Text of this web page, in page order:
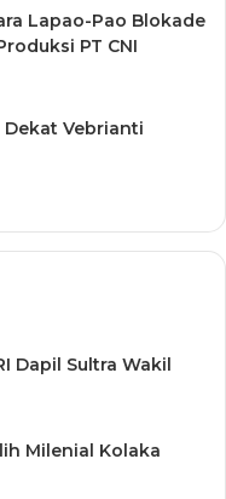
Lapao-Pao Blokade
PT CNI
Vebrianti
Dapil Sultra Wakil
Milenial Kolaka